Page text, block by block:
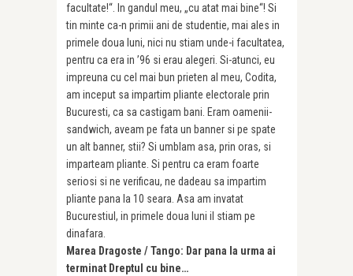
facultate!“. In gandul meu, „cu atat mai bine“! Si
tin minte ca-n primii ani de studentie, mai ales in
primele doua luni, nici nu stiam unde-i facultatea,
pentru ca era in ’96 si erau alegeri. Si-atunci, eu
impreuna cu cel mai bun prieten al meu, Codita,
am inceput sa impartim pliante electorale prin
Bucuresti, ca sa castigam bani. Eram oamenii-
sandwich, aveam pe fata un banner si pe spate
un alt banner, stii? Si umblam asa, prin oras, si
imparteam pliante. Si pentru ca eram foarte
seriosi si ne verificau, ne dadeau sa impartim
pliante pana la 10 seara. Asa am invatat
Bucurestiul, in primele doua luni il stiam pe
dinafara.
Marea Dragoste / Tango: Dar pana la urma ai
terminat Dreptul cu bine…